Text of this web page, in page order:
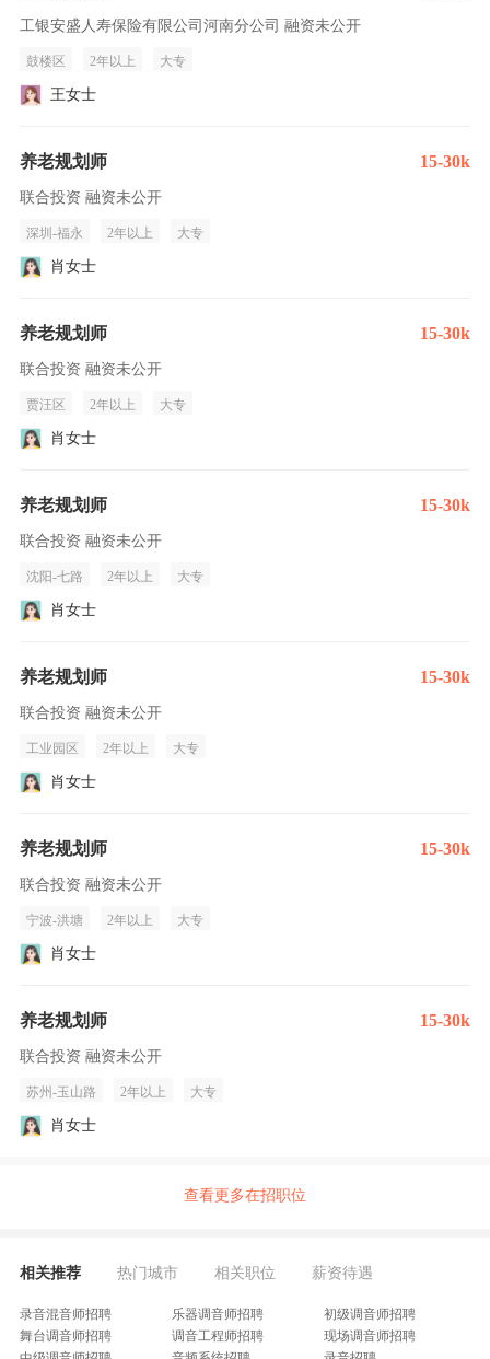
工银安盛人寿保险有限公司河南分公司 融资未公开
鼓楼区 2年以上 大专
王女士
养老规划师 15-30k
联合投资 融资未公开
深圳-福永 2年以上 大专
肖女士
养老规划师 15-30k
联合投资 融资未公开
贾汪区 2年以上 大专
肖女士
养老规划师 15-30k
联合投资 融资未公开
沈阳-七路 2年以上 大专
肖女士
养老规划师 15-30k
联合投资 融资未公开
工业园区 2年以上 大专
肖女士
养老规划师 15-30k
联合投资 融资未公开
宁波-洪塘 2年以上 大专
肖女士
养老规划师 15-30k
联合投资 融资未公开
苏州-玉山路 2年以上 大专
肖女士
查看更多在招职位
相关推荐 热门城市 相关职位 薪资待遇
录音混音师招聘 乐器调音师招聘
初级调音师招聘
舞台调音师招聘
调音工程师招聘
现场调音师招聘